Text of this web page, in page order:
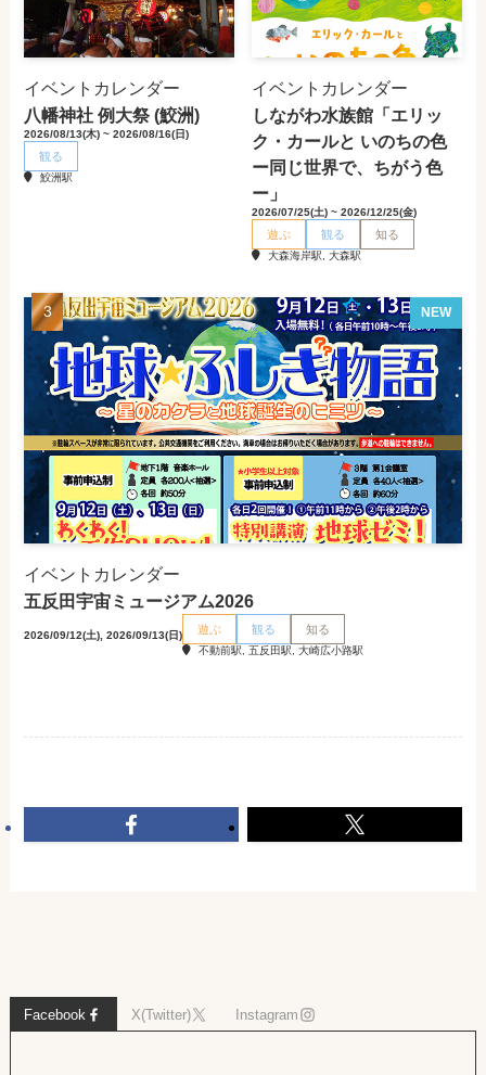
イベントカレンダー
八幡神社 例大祭 (鮫洲)
2026/08/13(木) ~ 2026/08/16(日)
観る
鮫洲駅
イベントカレンダー
しながわ水族館「エリッ
ク・カールと いのちの色
ー同じ世界で、ちがう色
ー」
2026/07/25(土) ~ 2026/12/25(金)
遊ぶ 観る 知る
大森海岸駅, 大森駅
NEW
イベントカレンダー
五反田宇宙ミュージアム2026
2026/09/12(土), 2026/09/13(日) 遊ぶ 観る 知る
不動前駅, 五反田駅, 大崎広小路駅
Facebook X(Twitter) Instagram